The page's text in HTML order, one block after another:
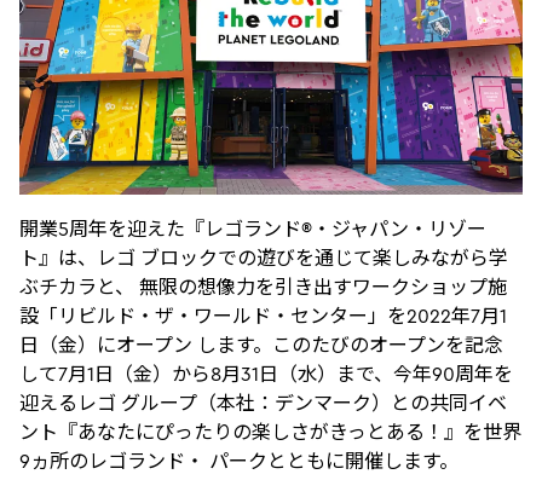
開業5周年を迎えた『レゴランド®・ジャパン・リゾー
ト』は、レゴ ブロックでの遊びを通じて楽しみながら学
ぶチカラと、 無限の想像力を引き出すワークショップ施
設「リビルド・ザ・ワールド・センター」を2022年7月1
日（金）にオープン します。このたびのオープンを記念
して7月1日（金）から8月31日（水）まで、今年90周年を
迎えるレゴ グループ（本社：デンマーク）との共同イベ
ント『あなたにぴったりの楽しさがきっとある！』を世界
9ヵ所のレゴランド・ パークとともに開催します。